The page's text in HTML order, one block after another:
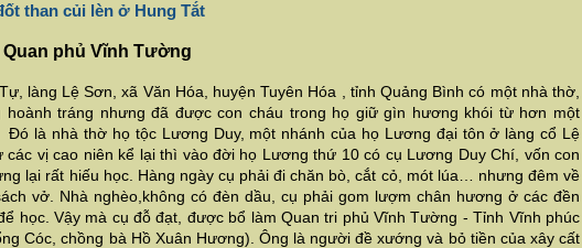
than củi lèn ở Hung Tắt
Quan phủ Vĩnh Tường
làng Lệ Sơn, xã Văn Hóa, huyện Tuyên Hóa , tỉnh Quảng Bình có một nhà thờ,
hoành tráng nhưng đã được con cháu trong họ giữ gìn hương khói từ hơn một
Đó là nhà thờ họ tộc Lương Duy, một nhánh của họ Lương đại tôn ở làng cổ Lệ
các vị cao niên kể lại thì vào đời họ Lương thứ 10 có cụ Lương Duy Chí, vốn con
lại rất hiếu học. Hàng ngày cụ phải đi chăn bò, cắt cỏ, mót lúa… nhưng đêm về
vở. Nhà nghèo,không có đèn dầu, cụ phải gom lượm chân hương ở các đền
học. Vậy mà cụ đỗ đạt, được bổ làm Quan tri phủ Vĩnh Tường - Tỉnh Vĩnh phúc
Cóc, chồng bà Hồ Xuân Hương). Ông là người đề xướng và bỏ tiền của xây cất